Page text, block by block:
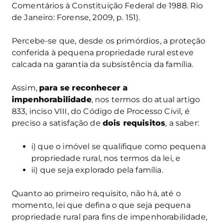
Comentários à Constituição Federal de 1988. Rio
de Janeiro: Forense, 2009, p. 151).
Percebe-se que, desde os primórdios, a proteção
conferida à pequena propriedade rural esteve
calcada na garantia da subsistência da família.
Assim, para se reconhecer a
impenhorabilidade, nos termos do atual artigo
833, inciso VIII, do Código de Processo Civil, é
preciso a satisfação de dois requisitos, a saber:
i) que o imóvel se qualifique como pequena
propriedade rural, nos termos da lei, e
ii) que seja explorado pela família.
Quanto ao primeiro requisito, não há, até o
momento, lei que defina o que seja pequena
propriedade rural para fins de impenhorabilidade,